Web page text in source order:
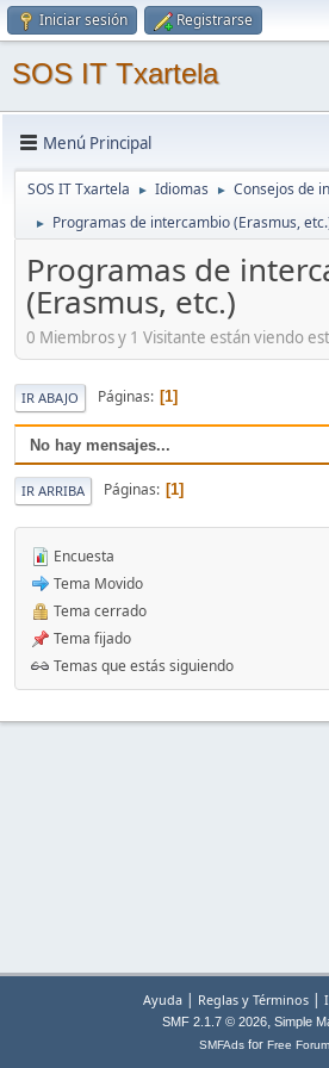
Iniciar sesión Registrarse
SOS IT Txartela
Menú Principal
SOS IT Txartela ► Idiomas ► Consejos de
► Programas de intercambio (Erasmus,
Programas de
(Erasmus, etc.)
0 Miembros y 1 Visitante están viendo
IR ABAJO Páginas 1
No hay mensajes...
IR ARRIBA Páginas 1
Encuesta
Tema Movido
Tema cerrado
Tema fijado
Temas que estás siguiendo
Ayuda | Reglas y Términos |
SMF 2.1.7 © 2026, Simple
SMFAdsfor Free